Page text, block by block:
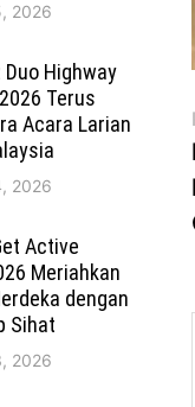
2026
Highway
Terus
Acara Larian
2026
Active
Meriahkan
dengan
Sihat
2026